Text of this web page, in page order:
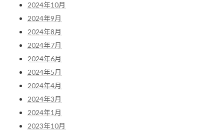
2024年10月
2024年9月
2024年8月
2024年7月
2024年6月
2024年5月
2024年4月
2024年3月
2024年1月
2023年10月